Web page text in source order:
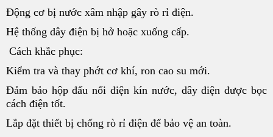
Động cơ bị nước xâm nhập gây rò rỉ điện.
Hệ thống dây điện bị hở hoặc xuống cấp.
Cách khắc phục:
Kiểm tra và thay phớt cơ khí, ron cao su mới.
Đảm bảo hộp đấu nối điện kín nước, dây điện được bọc
cách điện tốt.
Lắp đặt thiết bị chống rò rỉ điện để bảo vệ an toàn.